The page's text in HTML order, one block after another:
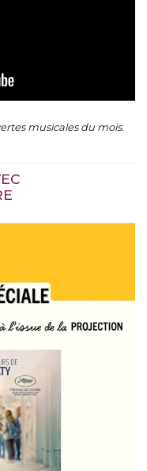
musicales du mois.